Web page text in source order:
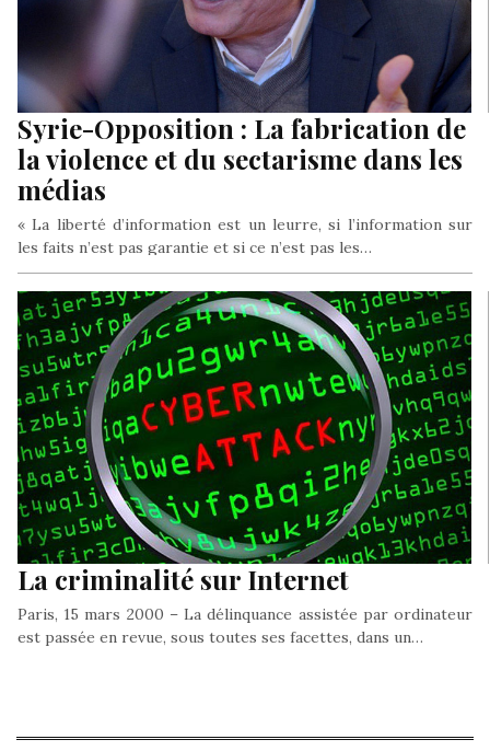
Syrie-Opposition : La fabrication de
la violence et du sectarisme dans les
médias
« La liberté d’information est un leurre, si l’information sur
les faits n’est pas garantie et si ce n’est pas les…
La criminalité sur Internet
Paris, 15 mars 2000 – La délinquance assistée par ordinateur
est passée en revue, sous toutes ses facettes, dans un…